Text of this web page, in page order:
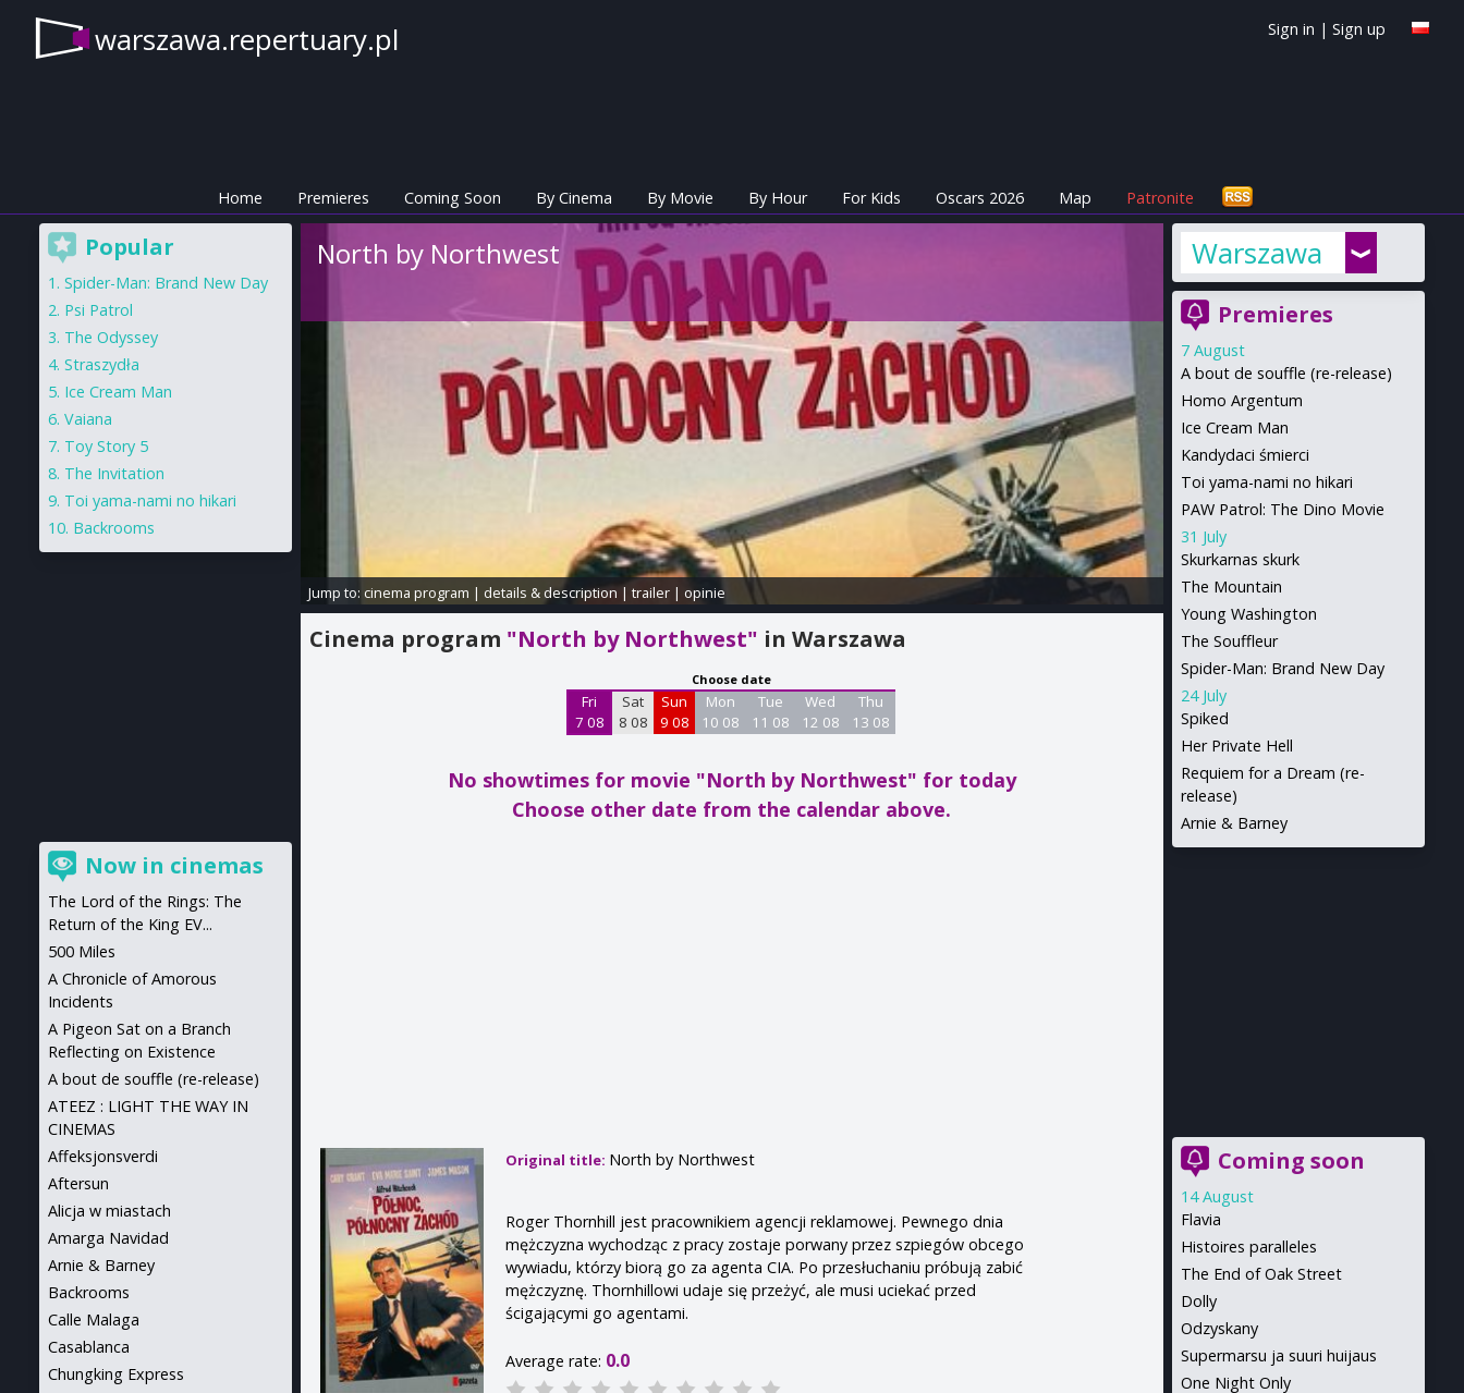
warszawa.repertuary.pl Sign in | Sign up
Home Premieres Coming Soon By Cinema By Movie By Hour For Kids Oscars 2026 Map Patronite
North by Northwest
Jump to: cinema program | details & description | trailer| opinie
Cinema program "North by Northwest" in Warszawa
Choose date
Fri
7 08
Sat
8 08
Sun
9 08
Mon
10 08
Tue
11 08
Wed
12 08
Thu
13 08
No showtimes for movie "North by Northwest" for today
Choose other date from the calendar above.
Original title: North by Northwest
Roger Thornhill jest pracownikiem agencji reklamowej. Pewnego dnia
mężczyzna wychodząc z pracy zostaje porwany przez szpiegów obcego
wywiadu, którzy biorą go za agenta CIA. Po przesłuchaniu próbują zabić
mężczyznę. Thornhillowi udaje się przeżyć, ale musi uciekać przed
ścigającymi go agentami.
Average rate: 0.0
Warszawa
Premieres
7 August
A bout de souffle (re-release)
Homo Argentum
Ice Cream Man
Kandydaci śmierci
Toi yama-nami no hikari
PAW Patrol: The Dino Movie
31 July
Skurkarnas skurk
The Mountain
Young Washington
The Souffleur
Spider-Man: Brand New Day
24 July
Spiked
Her Private Hell
Requiem for a Dream (re-
release)
Arnie & Barney
Coming soon
14 August
Flavia
Histoires paralleles
The End of Oak Street
Dolly
Odzyskany
Supermarsu ja suuri huijaus
One Night Only
Popular
Spider-Man: Brand New Day
Psi Patrol
The Odyssey
Straszydła
Ice Cream Man
Vaiana
Toy Story 5
The Invitation
Toi yama-nami no hikari
Backrooms
Now in cinemas
The Lord of the Rings: The
Return of the King EV...
500 Miles
A Chronicle of Amorous
Incidents
A Pigeon Sat on a Branch
Reflecting on Existence
A bout de souffle (re-release)
ATEEZ : LIGHT THE WAY IN
CINEMAS
Affeksjonsverdi
Aftersun
Alicja w miastach
Amarga Navidad
Arnie & Barney
Backrooms
Calle Malaga
Casablanca
Chungking Express